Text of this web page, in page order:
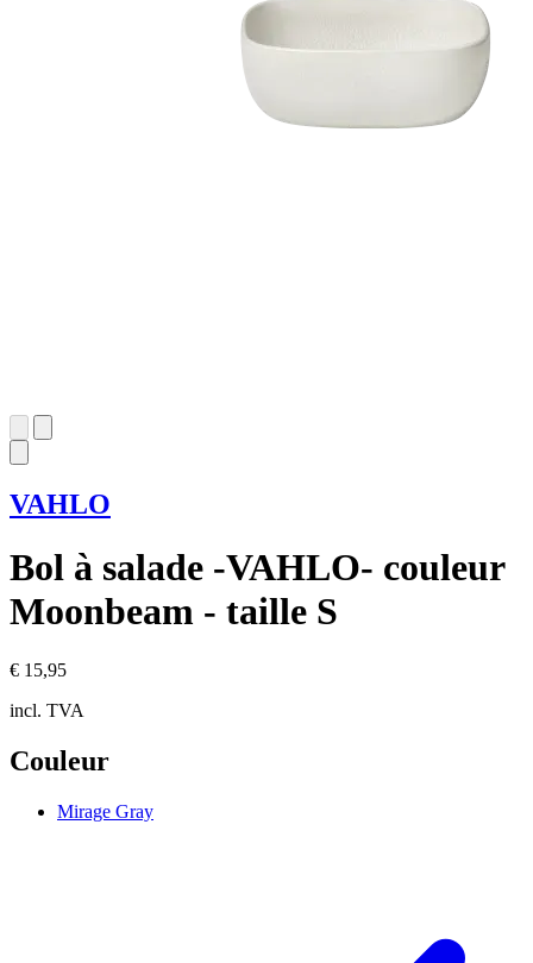
VAHLO
Bol à salade -VAHLO- couleur
Moonbeam - taille S
€ 15,95
incl. TVA
Couleur
Mirage Gray